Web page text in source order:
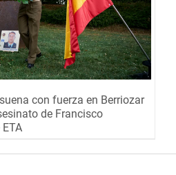
con fuerza en Berriozar
de Francisco